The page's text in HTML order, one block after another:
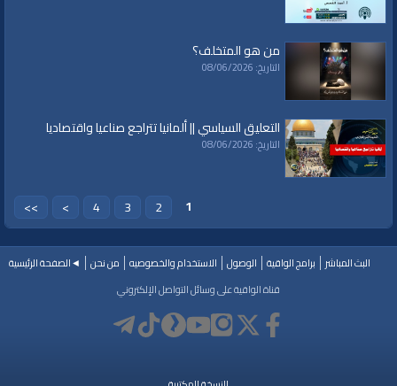
من هو المتخلف؟
التاريخ: 08/06/2026
التعليق السياسي || ألمانيا تتراجع صناعيا واقتصاديا
التاريخ: 08/06/2026
1
2
3
4
>
>>
البث المباشر برامج الواقية الوصول الاستخدام والخصوصيه من نحن
◄الصفحة الرئيسية
قناة الواقية على وسائل التواصل الإلكتروني